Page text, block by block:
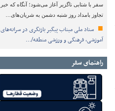
سفر با شتابی ناگزیر آغاز می‌شود؛ آنگاه که خبر
تجاوز بامداد روز شنبه دشمن به شریان‌های…
ستاد ملی میناب پیگیر بازنگری در سرانه‌های
آموزشی، فرهنگی و ورزشی منطقه/…
راهنمای سفر